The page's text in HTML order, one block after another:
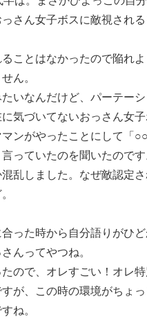
さん女子ボスに敵視され
ことはなかったので陥れ
ん。
いなんだけど、パーテー
気づいてないおっさん女
ンがやったことにして「
っていたのを聞いたのです
乱しました。なぜ敵認定さ
った時から自分語りがひど
んってやつね。
ので、オレすごい！オレ
が、この時の環境がちょ
ね。